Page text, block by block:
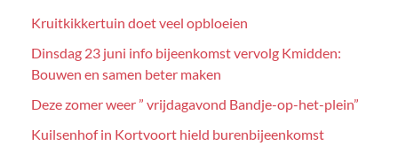
Kruitkikkertuin doet veel opbloeien
Dinsdag 23 juni info bijeenkomst vervolg Kmidden:
Bouwen en samen beter maken
Deze zomer weer ” vrijdagavond Bandje-op-het-plein”
Kuilsenhof in Kortvoort hield burenbijeenkomst